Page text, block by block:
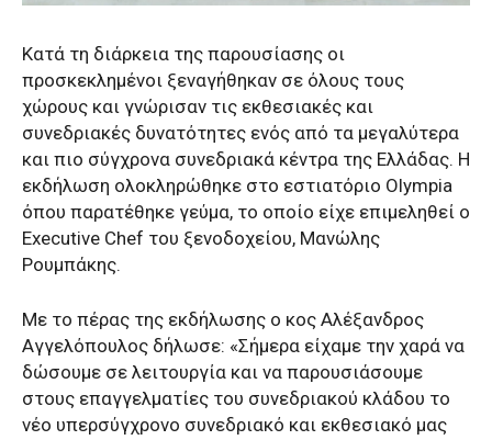
Κατά τη διάρκεια της παρουσίασης οι
προσκεκλημένοι ξεναγήθηκαν σε όλους τους
χώρους και γνώρισαν τις εκθεσιακές και
συνεδριακές δυνατότητες ενός από τα μεγαλύτερα
και πιο σύγχρονα συνεδριακά κέντρα της Ελλάδας. Η
εκδήλωση ολοκληρώθηκε στο εστιατόριο Olympia
όπου παρατέθηκε γεύμα, το οποίο είχε επιμεληθεί ο
Executive Chef του ξενοδοχείου, Μανώλης
Ρουμπάκης.
Με το πέρας της εκδήλωσης ο κος Αλέξανδρος
Αγγελόπουλος δήλωσε: «Σήμερα είχαμε την χαρά να
δώσουμε σε λειτουργία και να παρουσιάσουμε
στους επαγγελματίες του συνεδριακού κλάδου το
νέο υπερσύγχρονο συνεδριακό και εκθεσιακό μας